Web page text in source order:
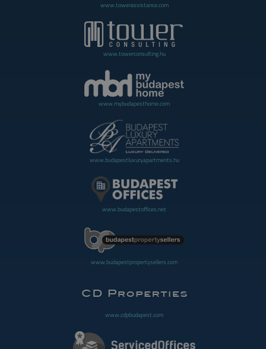
www.towerassistance.com
www.towerconsulting.hu
www.mybudapesthome.com
www.budapestluxuryapartments.hu
www.budapestoffices.net
www.budapestpropertysellers.com
www.cdpbudapest.com